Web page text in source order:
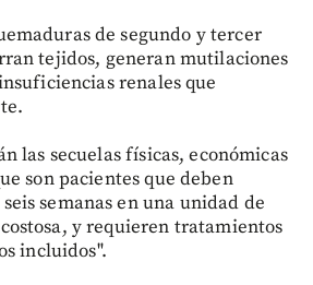
de segundo y tercer
tejidos, generan mutilaciones
renales que
las secuelas físicas, económicas
son pacientes que deben
semanas en una unidad de
y requieren tratamientos
incluidos".